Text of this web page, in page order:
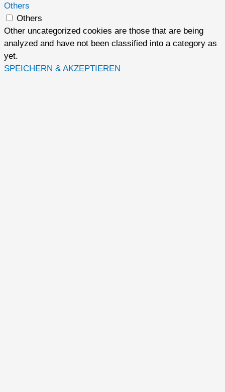
Others
Others
Other uncategorized cookies are those that are being
analyzed and have not been classified into a category as
yet.
SPEICHERN & AKZEPTIEREN